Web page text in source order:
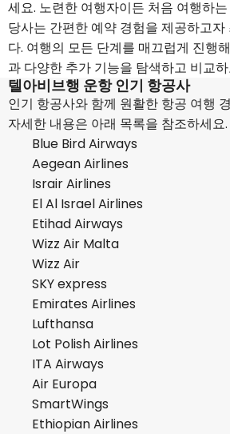
세요. 노련한 여행자이든 처음 여행하
당사는 간편한 예약 경험을 제공하고
다. 여행의 모든 단계를 매끄럽게 진행
과 다양한 추가 기능을 탐색하고 비교
텔아비브행 운항 인기 항공사
인기 항공사와 함께 원활한 항공 여행
자세한 내용은 아래 목록을 참조하세요.
Blue Bird Airways
Aegean Airlines
Israir Airlines
El Al Israel Airlines
Etihad Airways
Wizz Air Malta
Wizz Air
SKY express
Emirates Airlines
Lufthansa
Lot Polish Airlines
ITA Airways
Air Europa
SmartWings
Ethiopian Airlines